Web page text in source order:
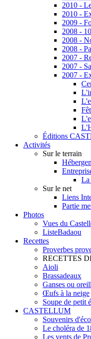
2010 -
2010 -
2009 -
2008 -
2008 -
2008 -
2007 -
2007 -
2007 -
Éditions
Activités
Sur le terrain
La
Sur le net
Liens
Partie
Photos
Vues du
ListeBadaou
Recettes
Proverbes
RECETTES
Aioli
Brassadeaux
Ganses ou
Œufs à la neige
Soupe de petit
CASTELLUM
Souvenirs
Le choléra de
Les vents de